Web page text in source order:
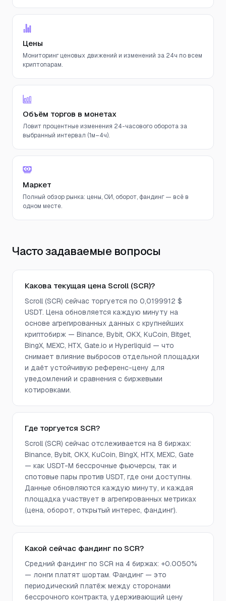
Цены
Мониторинг ценовых движений и изменений за 24ч по всем
криптопарам.
Объём торгов в монетах
Ловит процентные изменения 24-часового оборота за
выбранный интервал (1м–4ч).
Маркет
Полный обзор рынка: цены, ОИ, оборот, фандинг — всё в
одном месте.
Часто задаваемые вопросы
Какова текущая цена Scroll (SCR)?
Scroll (SCR) сейчас торгуется по 0,0199912 $
USDT. Цена обновляется каждую минуту на
основе агрегированных данных с крупнейших
криптобирж — Binance, Bybit, OKX, KuCoin, Bitget,
BingX, MEXC, HTX, Gate.io и Hyperliquid — что
снимает влияние выбросов отдельной площадки
и даёт устойчивую референс-цену для
уведомлений и сравнения с биржевыми
котировками.
Где торгуется SCR?
Scroll (SCR) сейчас отслеживается на 8 биржах:
Binance, Bybit, OKX, KuCoin, BingX, HTX, MEXC, Gate
— как USDT-M бессрочные фьючерсы, так и
спотовые пары против USDT, где они доступны.
Данные обновляются каждую минуту, и каждая
площадка участвует в агрегированных метриках
(цена, оборот, открытый интерес, фандинг).
Какой сейчас фандинг по SCR?
Средний фандинг по SCR на 4 биржах: +0.0050%
— лонги платят шортам. Фандинг — это
периодический платёж между сторонами
бессрочного контракта, удерживающий цену